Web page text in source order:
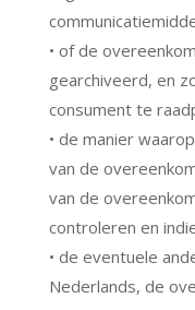
• of de
gearchiveerd, en
consument te
• de manier
van de
van de
controleren en
• de eventuele
Nederlands, de